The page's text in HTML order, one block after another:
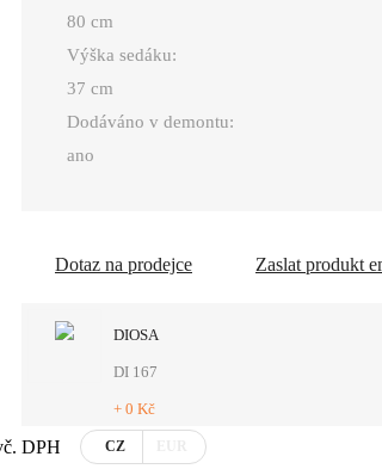
80 cm
Výška sedáku:
37 cm
Dodáváno v demontu:
ano
Dotaz na prodejce Zaslat produkt
DIOSA
DI 167
+ 0 Kč
DPH CZ